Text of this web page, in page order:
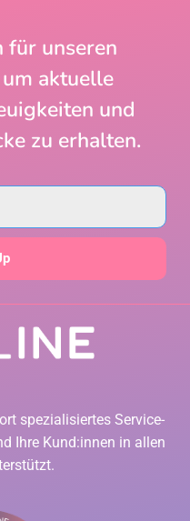
für unseren
aktuelle
und
zu erhalten.
spezialisiertes Service-
Ihre Kund:innen in allen